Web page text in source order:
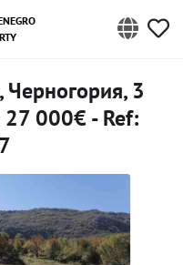
3
000€ - Ref: